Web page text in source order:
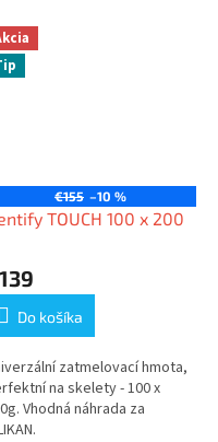
€155 –10 %
TOUCH 100 x 200
Do košíka
zatmelovací hmota,
na skelety - 100 x
Vhodná náhrada za